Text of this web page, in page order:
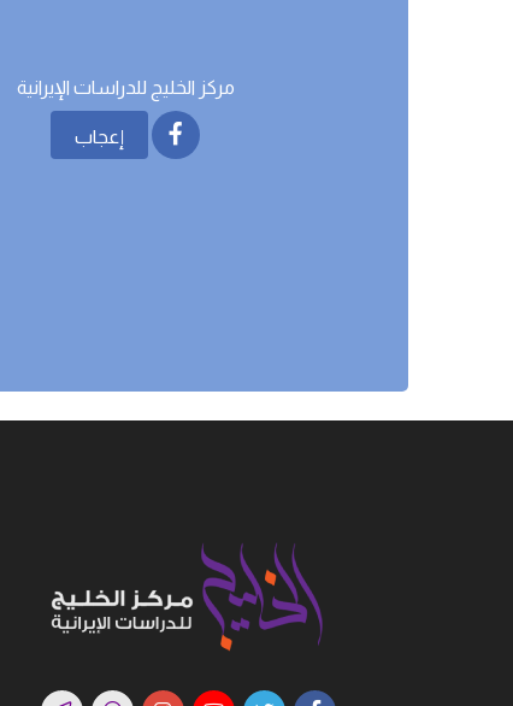
مركز الخليج للدراسات اﻹيرانية
إعجاب